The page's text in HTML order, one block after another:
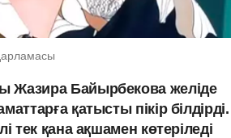
Жазира Байырбекова желіде
қатысты пікір білдірді.
тек қана ақшамен көтеріледі